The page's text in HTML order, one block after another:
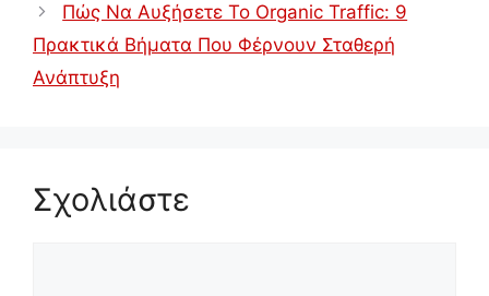
Πώς Να Αυξήσετε Το Organic Traffic: 9
Πρακτικά Βήματα Που Φέρνουν Σταθερή
Ανάπτυξη
Σχολιάστε